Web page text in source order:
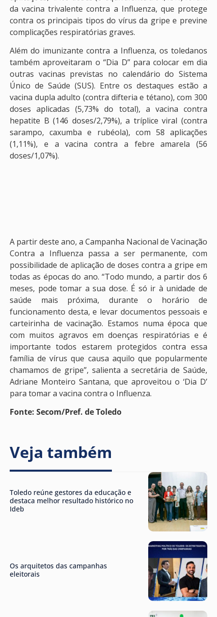
da vacina trivalente contra a Influenza, que protege
contra os principais tipos do vírus da gripe e previne
complicações respiratórias graves.
Além do imunizante contra a Influenza, os toledanos
também aproveitaram o “Dia D” para colocar em dia
outras vacinas previstas no calendário do Sistema
Único de Saúde (SUS). Entre os destaques estão a
vacina dupla adulto (contra difteria e tétano), com 300
doses aplicadas (5,73% do total), a vacina contra
hepatite B (146 doses/2,79%), a tríplice viral (contra
sarampo, caxumba e rubéola), com 58 aplicações
(1,11%), e a vacina contra a febre amarela (56
doses/1,07%).
A partir deste ano, a Campanha Nacional de Vacinação
Contra a Influenza passa a ser permanente, com
possibilidade de aplicação de doses contra a gripe em
todas as épocas do ano. “Todo mundo, a partir dos 6
meses, pode tomar a sua dose. É só ir à unidade de
saúde mais próxima, durante o horário de
funcionamento desta, e levar documentos pessoais e
carteirinha de vacinação. Estamos numa época que
com muitos agravos em doenças respiratórias e é
importante todos estarem protegidos contra essa
família de vírus que causa aquilo que popularmente
chamamos de gripe”, salienta a secretária de Saúde,
Adriane Monteiro Santana, que aproveitou o ‘Dia D’
para tomar a vacina contra o Influenza.
Fonte: Secom/Pref. de Toledo
Veja também
Toledo reúne gestores da educação e
destaca melhor resultado histórico no
Ideb
Os arquitetos das campanhas
eleitorais